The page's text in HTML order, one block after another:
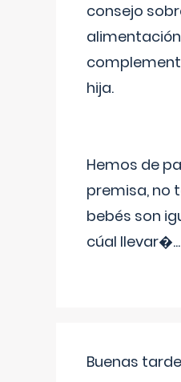
consejo
alimentación
hija.
Hemos de
premisa, no
bebés son
cúal llevar�...
Buenas